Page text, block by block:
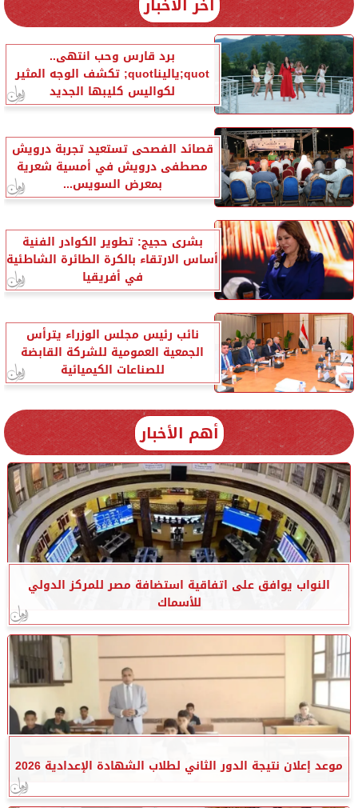
برد قارس وحب انتهى..
quot;ياليناquot; تكشف الوجه المثير
لكواليس كليبها الجديد
قصائد الفصحى تستعيد تجربة درويش
مصطفى درويش في أمسية شعرية
بمعرض السويس...
بشرى حجيج: تطوير الكوادر الفنية
أساس الارتقاء بالكرة الطائرة الشاطئية
في أفريقيا
نائب رئيس مجلس الوزراء يترأس
الجمعية العمومية للشركة القابضة
للصناعات الكيميائية
أهم الأخبار
النواب يوافق على اتفاقية استضافة مصر للمركز الدولي
للأسماك
موعد إعلان نتيجة الدور الثاني لطلاب الشهادة الإعدادية 2026